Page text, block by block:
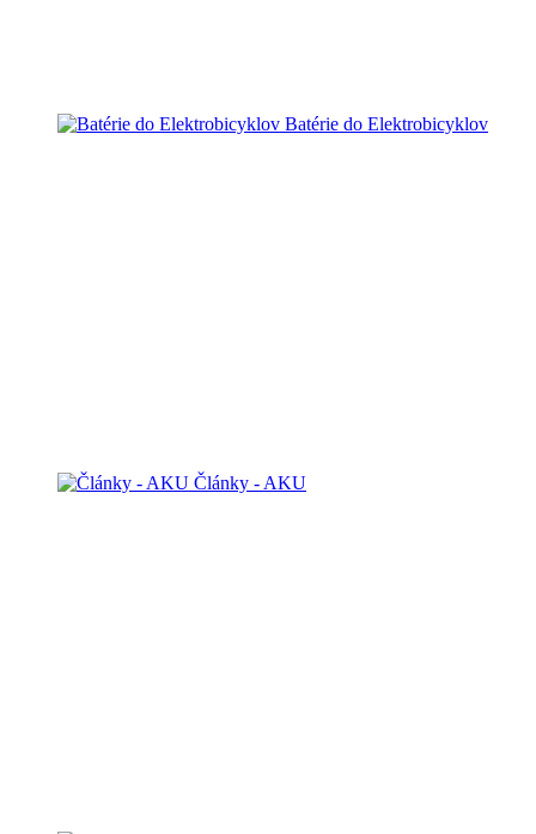
Batérie do Elektrobicyklov
Články - AKU